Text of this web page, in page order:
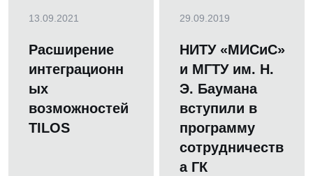
13.09.2021
Расширение
интеграционн
ых
возможностей
TILOS
29.09.2019
НИТУ «МИСиС»
и МГТУ им. Н.
Э. Баумана
вступили в
программу
сотрудничеств
а ГК